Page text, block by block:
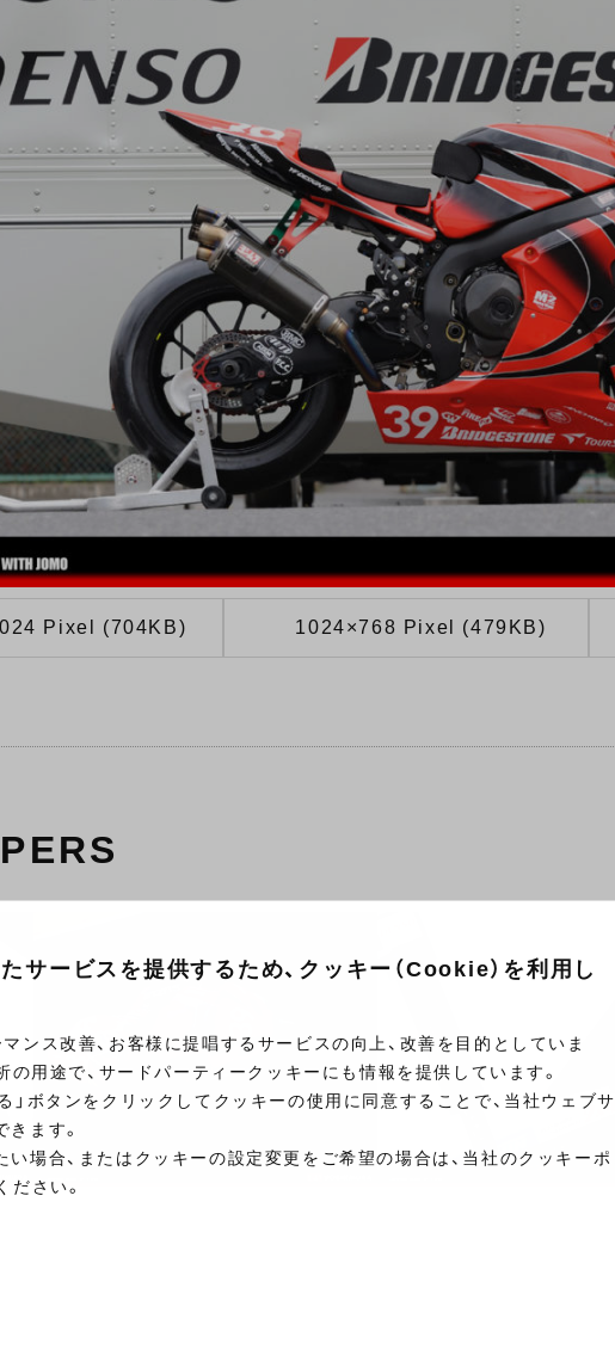
Pixel (704KB) 1024×768 Pixel (479KB)
サービスを提供するため、クッキー（Cookie）を利用し
ンス改善、お客様に提唱するサービスの向上、改善を目的としていま
の用途で、サードパーティークッキーにも情報を提供しています。
」ボタンをクリックしてクッキーの使用に同意することで、当社ウェブサ
ます。
場合、またはクッキーの設定変更をご希望の場合は、当社のクッキーポ
ださい。